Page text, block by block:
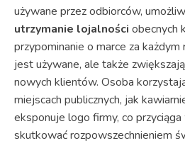
używane przez odbiorców,
utrzymanie lojalności obecnych
przypominanie o marce za każdym
jest używane, ale także
nowych klientów. Osoba
miejscach publicznych, jak
eksponuje logo firmy, co
skutkować rozpowszechnieniem